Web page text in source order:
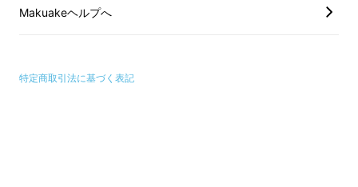
Makuakeヘルプへ
特定商取引法に基づく表記